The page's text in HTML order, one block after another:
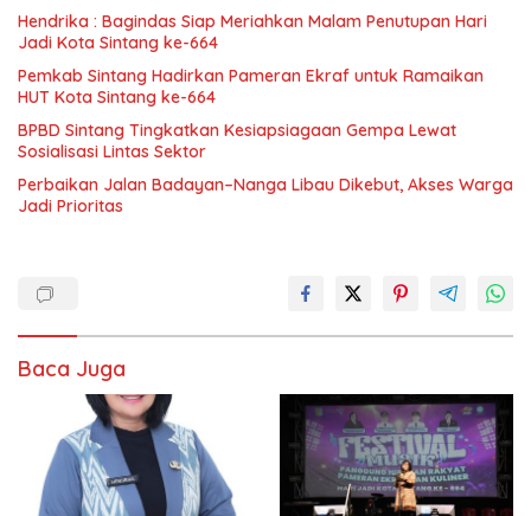
Hendrika : Bagindas Siap Meriahkan Malam Penutupan Hari
Jadi Kota Sintang ke-664
Pemkab Sintang Hadirkan Pameran Ekraf untuk Ramaikan
HUT Kota Sintang ke-664
BPBD Sintang Tingkatkan Kesiapsiagaan Gempa Lewat
Sosialisasi Lintas Sektor
Perbaikan Jalan Badayan–Nanga Libau Dikebut, Akses Warga
Jadi Prioritas
Baca Juga